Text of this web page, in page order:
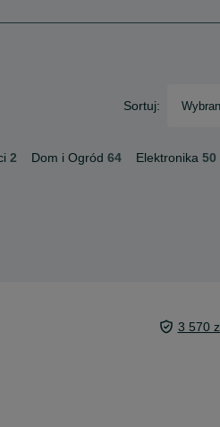
Sortuj:
2 Dom i Ogród 64 Elektronika 50
3 570